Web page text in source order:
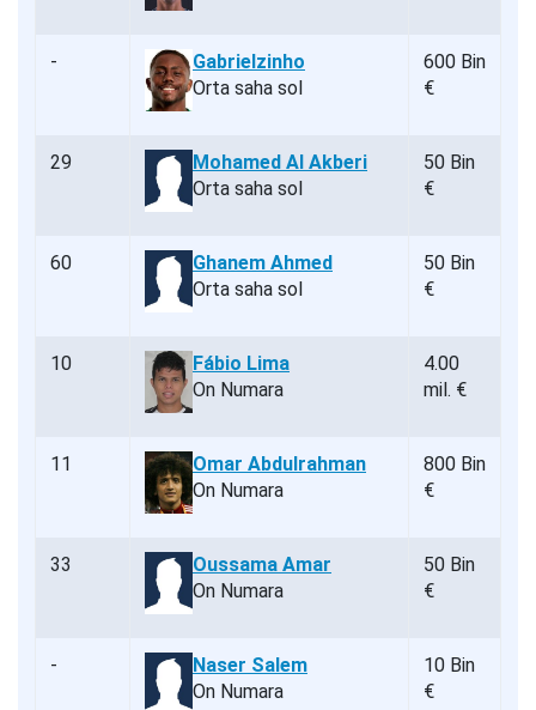
-
Gabrielzinho
Orta saha sol
600 Bin
€
29
Mohamed Al Akberi
Orta saha sol
50 Bin
€
60
Ghanem Ahmed
Orta saha sol
50 Bin
€
10
Fábio Lima
On Numara
4.00
mil. €
11
Omar Abdulrahman
On Numara
800 Bin
€
33
Oussama Amar
On Numara
50 Bin
€
-
Naser Salem
On Numara
10 Bin
€